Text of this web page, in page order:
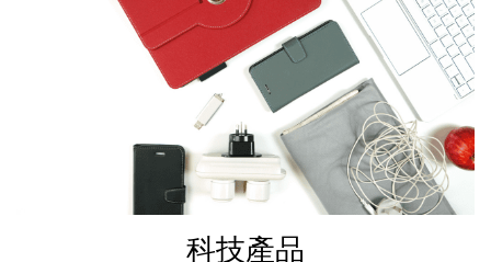
科技產品